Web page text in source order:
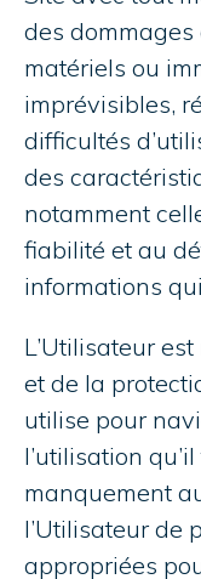
des
matériels ou
imprévisibles,
difficultés
des
notamment
fiabilité et au
informations
L’Utilisateur
et de la
utilise pour
l’utilisation
manquement
l’Utilisateur de
appropriées